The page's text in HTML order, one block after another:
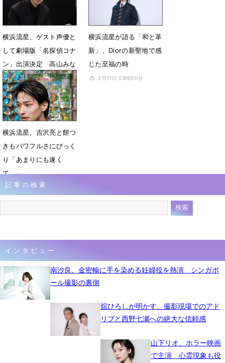
4月13日 07時00分
横浜流星、ゲスト声優と
して劇場版「名探偵コナ
ン」出演決定 高山みな
みが直接指導
2月13日 11時33分
横浜流星が語る「和と革
新」、Diorの新聖地で感
じた至福の時
2月11日 08時00分
横浜流星、吉沢亮と餅つ
きもパワフルさにびっく
り「あまりにも速く
て…」
1月7日 23時44分
記事の検索
インタビュー
南沙良、金密輸に手を染める妊婦役を熱演 シンガポ
ール撮影の裏側
舘ひろしが明かす、撮影現場でのアド
リブと西野七瀬への絶大な信頼感
山下リオ、ホラー映画
で主演 心霊現象も役